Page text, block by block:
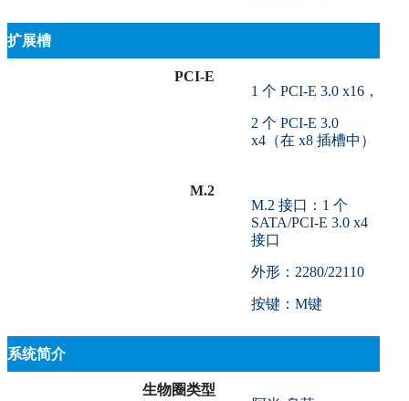
扩展槽
PCI-E
1 个 PCI-E 3.0 x16，
2 个 PCI-E 3.0
x4（在 x8 插槽中）
M.2
M.2 接口：1 个
SATA/PCI-E 3.0 x4
接口
外形：2280/22110
按键：M键
系统简介
生物圈类型